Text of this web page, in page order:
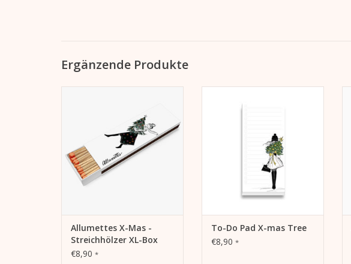
Ergänzende Produkte
ZUM WARENKORB HINZUFÜGEN
Allumettes X-Mas -
Streichhölzer XL-Box
€8,90 *
Abhaken von Erledigungen,
ZUM WARENKORB HINZUFÜGEN
To-Do Pad X-mas Tree
€8,90 *